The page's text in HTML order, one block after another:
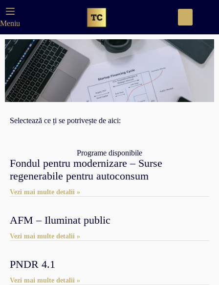
Meniu
Selectează ce ți se potrivește de aici:
Programe disponibile
Fondul pentru modernizare – Surse
regenerabile pentru autoconsum
Vezi mai multe detalii »
AFM – Iluminat public
Vezi mai multe detalii »
PNDR 4.1
Vezi mai multe detalii »